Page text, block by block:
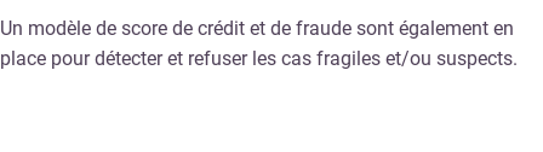
Un modèle de score de crédit et de fraude sont également en
place pour détecter et refuser les cas fragiles et/ou suspects.